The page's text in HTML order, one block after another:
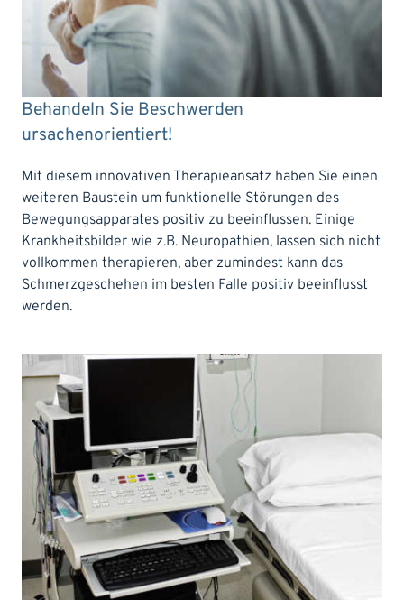
Behandeln Sie Beschwerden
ursachenorientiert!
Mit diesem innovativen Therapieansatz haben Sie einen
weiteren Baustein um funktionelle Störungen des
Bewegungsapparates positiv zu beeinflussen. Einige
Krankheitsbilder wie z.B. Neuropathien, lassen sich nicht
vollkommen therapieren, aber zumindest kann das
Schmerzgeschehen im besten Falle positiv beeinflusst
werden.